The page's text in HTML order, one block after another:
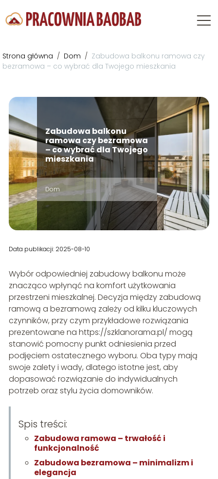
Strona główna / Dom / Zabudowa balkonu ramowa czy
bezramowa – co wybrać dla Twojego mieszkania
Zabudowa balkonu
ramowa czy bezramowa
– co wybrać dla Twojego
mieszkania
Dom
Data publikacji: 2025-08-10
Wybór odpowiedniej zabudowy balkonu może
znacząco wpłynąć na komfort użytkowania
przestrzeni mieszkalnej. Decyzja między zabudową
ramową a bezramową zależy od kilku kluczowych
czynników, przy czym przykładowe rozwiązania
prezentowane na https://szklanorama.pl/ mogą
stanowić pomocny punkt odniesienia przed
podjęciem ostatecznego wyboru. Oba typy mają
swoje zalety i wady, dlatego istotne jest, aby
dopasować rozwiązanie do indywidualnych
potrzeb oraz stylu życia domowników.
Spis treści:
Zabudowa ramowa – trwałość i
funkcjonalność
Zabudowa bezramowa – minimalizm i
elegancja